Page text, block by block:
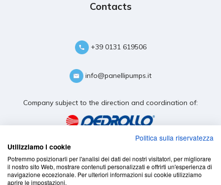
Contacts
+39 0131 619506
info@panellipumps.it
Company subject to the direction and coordination of:
Politica sulla riservatezza
Utilizziamo i cookie
Potremmo posizionarli per l'analisi dei dati dei nostri visitatori, per migliorare
il nostro sito Web, mostrare contenuti personalizzati e offrirti un'esperienza di
navigazione eccezionale. Per ulteriori informazioni sui cookie utilizziamo
aprire le impostazioni.